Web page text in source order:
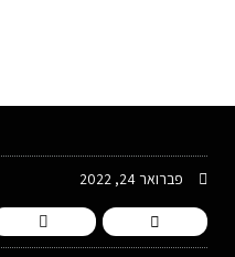
פברואר 24, 2022